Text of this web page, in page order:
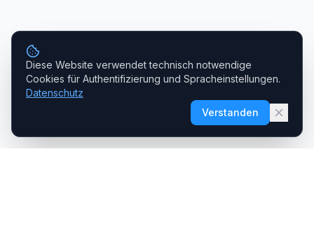
Diese Website verwendet technisch notwendige
Cookies für Authentifizierung und Spracheinstellungen.
Datenschutz
Verstanden